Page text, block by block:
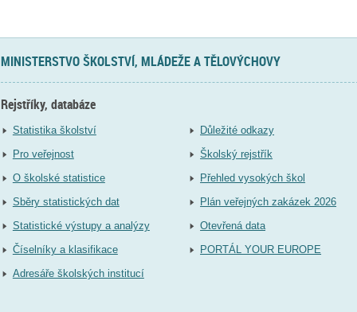
MINISTERSTVO ŠKOLSTVÍ, MLÁDEŽE A TĚLOVÝCHOVY
Rejstříky, databáze
Statistika školství
Pro veřejnost
O školské statistice
Sběry statistických dat
Statistické výstupy a analýzy
Číselníky a klasifikace
Adresáře školských institucí
Důležité odkazy
Školský rejstřík
Přehled vysokých škol
Plán veřejných zakázek 2026
Otevřená data
PORTÁL YOUR EUROPE